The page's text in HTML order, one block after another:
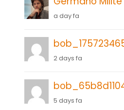
a day fa
2 days fa
5 days fa